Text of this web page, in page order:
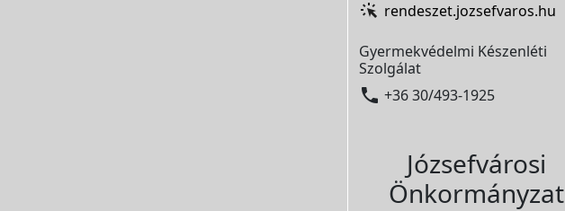
rendeszet.jozsefvaros.hu
Gyermekvédelmi Készenléti
Szolgálat
 +36 30/493-1925
Józsefvárosi
Önkormányzat